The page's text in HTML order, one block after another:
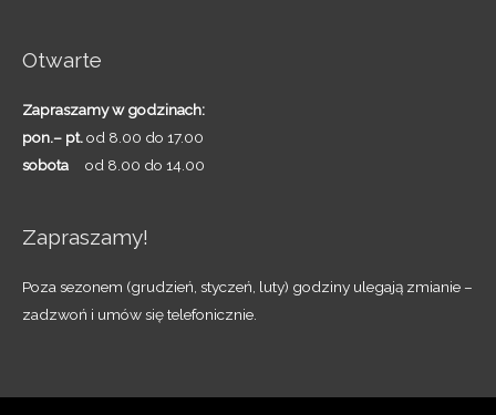
Otwarte
Zapraszamy w godzinach:
pon.– pt.od 8.00 do 17.00
sobota od 8.00 do 14.00
Zapraszamy!
Poza sezonem (grudzień, styczeń, luty) godziny ulegają zmianie –
zadzwoń i umów się telefonicznie.